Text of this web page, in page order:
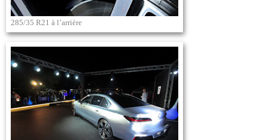
285/35 R21 à l’arrière